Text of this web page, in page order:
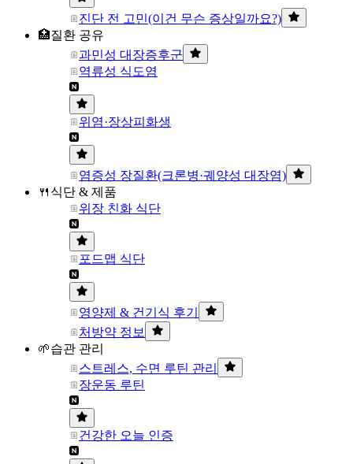
진단 전 고민(이건 무슨 증상일까요?)
🏥질환 공유
과민성 대장증후군
역류성 식도염
위염·장상피화생
염증성 장질환(크론병·궤양성 대장염)
🍴식단 & 제품
위장 친화 식단
포드맵 식단
영양제 & 건기식 후기
처방약 정보
🌱습관 관리
스트레스, 수면 루틴 관리
장운동 루틴
건강한 오늘 인증